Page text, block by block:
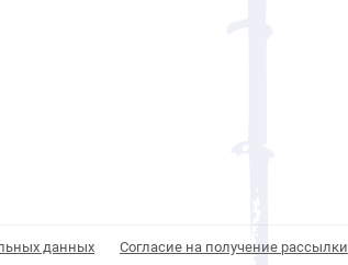
данных Согласие на получение рассылки